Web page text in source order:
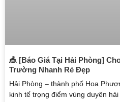
🎪 [Báo Giá Tại Hải Phòng]
Trường Nhanh Rẻ Đẹp
Hải Phòng – thành phố Hoa
kinh tế trọng điểm vùng duyên hải